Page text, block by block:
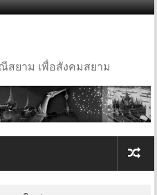
สยาม เพื่อสังคมสยาม